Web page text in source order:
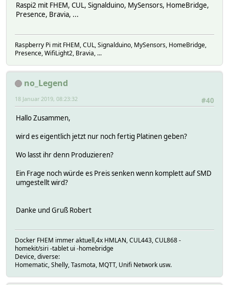
Raspi2 mit FHEM, CUL, Signalduino, MySensors, HomeBridge,
Presence, Bravia, ...
Raspberry Pi mit FHEM, CUL, Signalduino, MySensors, HomeBridge,
Presence, WifiLight2, Bravia, ...
no_Legend
#40
18 Januar 2019, 08:23:32
Hallo Zusammen,
wird es eigentlich jetzt nur noch fertig Platinen geben?
Wo lasst ihr denn Produzieren?
Ein Frage noch würde es Preis senken wenn komplett auf SMD
umgestellt wird?
Danke und Gruß Robert
Docker FHEM immer aktuell,4x HMLAN, CUL443, CUL868 -
homekit/siri -tablet ui -homebridge
Device, diverse:
Homematic, Shelly, Tasmota, MQTT, Unifi Network usw.